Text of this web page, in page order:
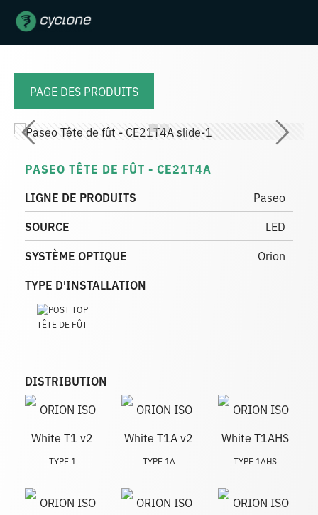
PAGE DES PRODUITS
PASEO TÊTE DE FÛT - CE21T4A
LIGNE DE PRODUITS
Paseo
SOURCE
LED
SYSTÈME OPTIQUE
Orion
TYPE D'INSTALLATION
TÊTE DE FÛT
DISTRIBUTION
TYPE 1 TYPE 1A TYPE 1AHS